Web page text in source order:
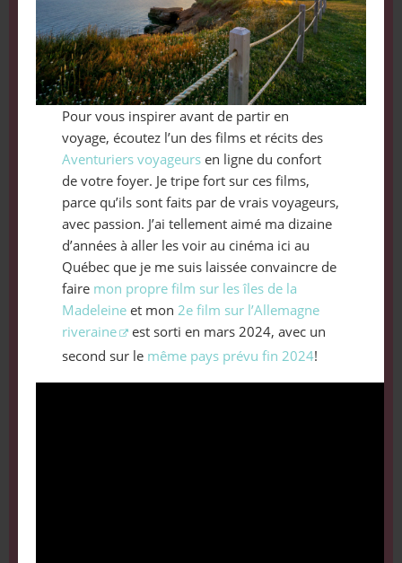
Pour vous inspirer avant de partir en
voyage, écoutez l’un des films et récits des
Aventuriers voyageurs en ligne du confort
de votre foyer. Je tripe fort sur ces films,
parce qu’ils sont faits par de vrais voyageurs,
avec passion. J’ai tellement aimé ma dizaine
d’années à aller les voir au cinéma ici au
Québec que je me suis laissée convaincre de
faire mon propre film sur les îles de la
Madeleine et mon2e film sur l’Allemagne
riveraine
est sorti en mars 2024, avec un
second sur le même pays prévu fin 2024!